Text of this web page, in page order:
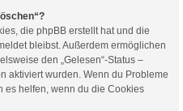
die phpBB erstellt hat und die
bleibst. Außerdem ermöglichen
den „Gelesen“-Status –
aktiviert wurden. Wenn du Probleme
es helfen, wenn du die Cookies